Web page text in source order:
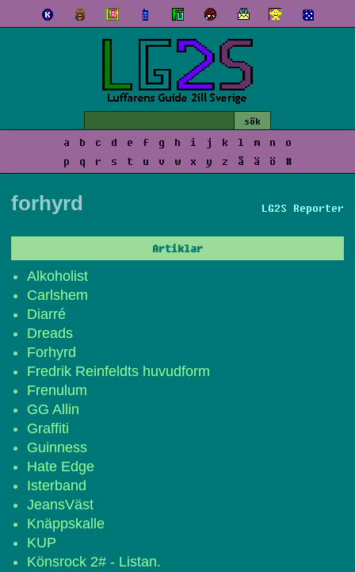
a b c d e f g h i j k l m n
o
p
q r s t u v w x y z å ä ö #
LG2S Reporter
forhyrd
Artiklar
Alkoholist
Carlshem
Diarré
Dreads
Forhyrd
Fredrik Reinfeldts huvudform
Frenulum
GG Allin
Graffiti
Guinness
Hate Edge
Isterband
JeansVäst
Knäppskalle
KUP
Könsrock 2# - Listan.